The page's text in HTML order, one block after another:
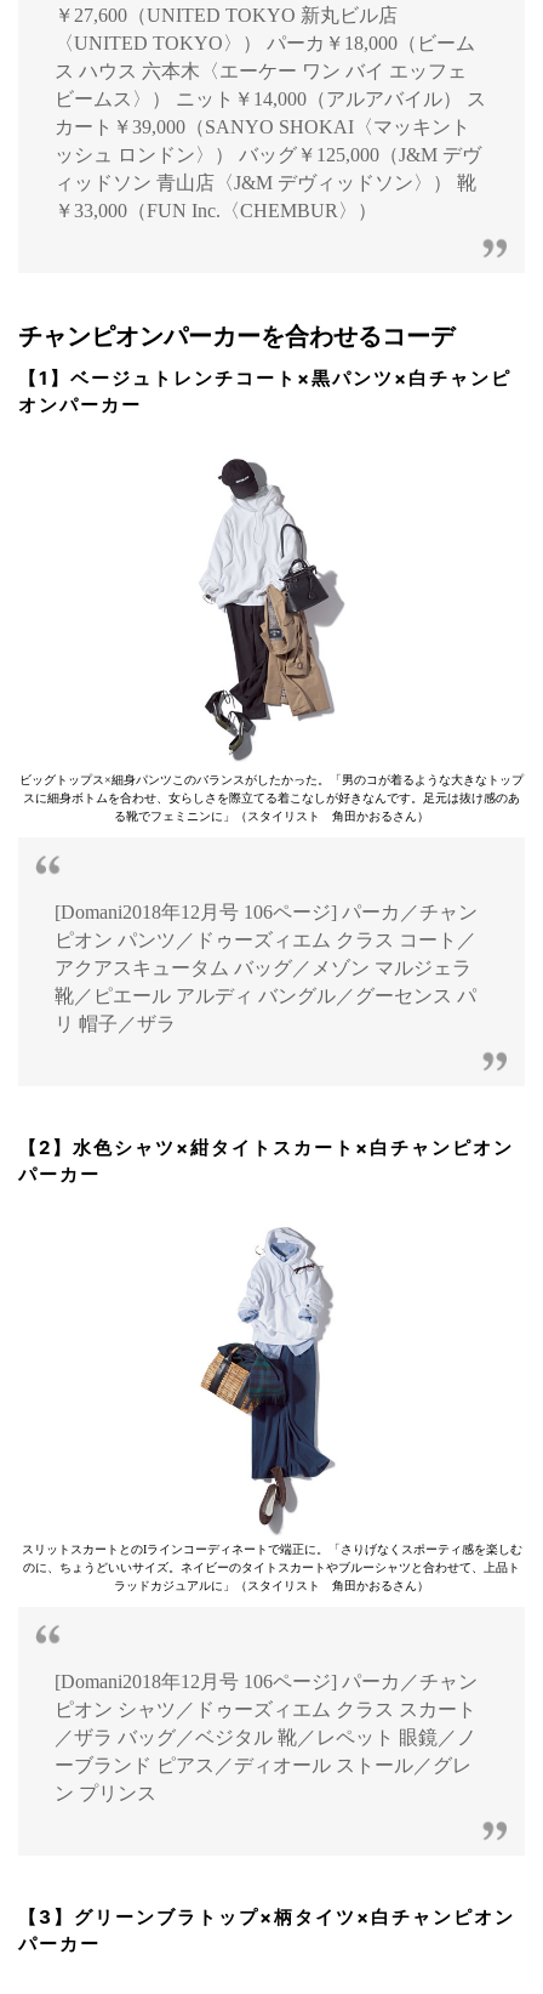
￥27,600（UNITED TOKYO 新丸ビル店
〈UNITED TOKYO〉） パーカ￥18,000（ビーム
ス ハウス 六本木〈エーケー ワン バイ エッフェ
ビームス〉） ニット￥14,000（アルアバイル） ス
カート￥39,000（SANYO SHOKAI〈マッキント
ッシュ ロンドン〉） バッグ￥125,000（J&M デヴ
ィッドソン 青山店〈J&M デヴィッドソン〉） 靴
￥33,000（FUN Inc.〈CHEMBUR〉）
チャンピオンパーカーを合わせるコーデ
【1】ベージュトレンチコート×黒パンツ×白チャンピ
オンパーカー
ビッグトップス×細身パンツこのバランスがしたかった。「男のコが着るような大きなトップ
スに細身ボトムを合わせ、女らしさを際立てる着こなしが好きなんです。足元は抜け感のあ
る靴でフェミニンに」（スタイリスト 角田かおるさん）
[Domani2018年12月号 106ページ] パーカ／チャン
ピオン パンツ／ドゥーズィエム クラス コート／
アクアスキュータム バッグ／メゾン マルジェラ
靴／ピエール アルディ バングル／グーセンス パ
リ 帽子／ザラ
【2】水色シャツ×紺タイトスカート×白チャンピオン
パーカー
スリットスカートとのIラインコーディネートで端正に。「さりげなくスポーティ感を楽しむ
のに、ちょうどいいサイズ。ネイビーのタイトスカートやブルーシャツと合わせて、上品ト
ラッドカジュアルに」（スタイリスト 角田かおるさん）
[Domani2018年12月号 106ページ] パーカ／チャン
ピオン シャツ／ドゥーズィエム クラス スカート
／ザラ バッグ／ベジタル 靴／レペット 眼鏡／ノ
ーブランド ピアス／ディオール ストール／グレ
ン プリンス
【3】グリーンブラトップ×柄タイツ×白チャンピオン
パーカー